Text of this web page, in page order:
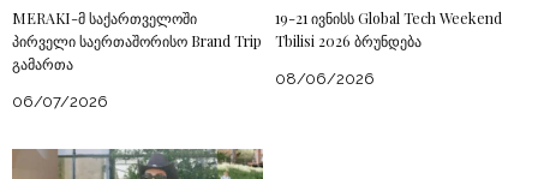
MERAKI-მ საქართველოში
პირველი საერთაშორისო Brand Trip
გამართა
06/07/2026
19-21 ივნისს Global Tech Weekend
Tbilisi 2026 ბრუნდება
08/06/2026